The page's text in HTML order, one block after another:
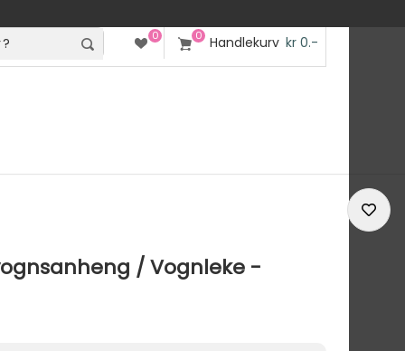
0 0 Handlekurv kr 0.-
/ Vognleke -